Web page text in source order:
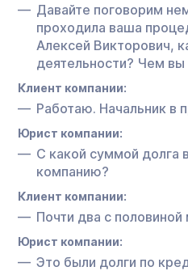
Давайте поговорим
проходила ваша
Алексей Викторович,
деятельности? Чем вы
Клиент компании:
Работаю. Начальник в
Юрист компании:
С какой суммой долга
компанию?
Клиент компании:
Почти два с половиной
Юрист компании:
Это были долги по